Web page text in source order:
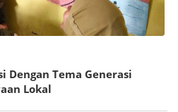
Tema Generasi
Lokal